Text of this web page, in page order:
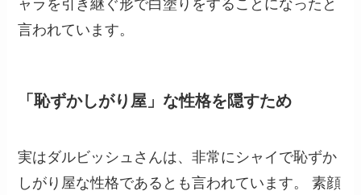
ャラを引き継ぐ形で白塗りをすることになったと
言われています。
「恥ずかしがり屋」な性格を隠すため
実はダルビッシュさんは、非常にシャイで恥ずか
しがり屋な性格であるとも言われています。 素顔